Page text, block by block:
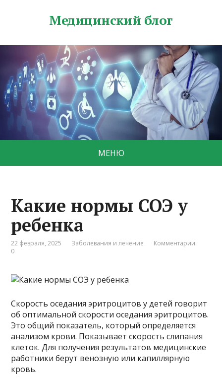
Медицинский блог
МЕНЮ
Какие нормы СОЭ у
ребенка
22 февраля, 2025 Заболевания и лечение
Комментарии:
0
Скорость оседания эритроцитов у детей говорит
об оптимальной скорости оседания эритроцитов.
Это общий показатель, который определяется
анализом крови. Показывает скорость слипания
клеток. Для получения результатов медицинские
работники берут венозную или капиллярную
кровь.